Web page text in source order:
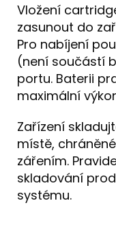
Vložení
zasunout do
Pro nabíjení
(není součástí
portu. Baterii
maximální
Zařízení
místě,
zářením.
skladování
systému.